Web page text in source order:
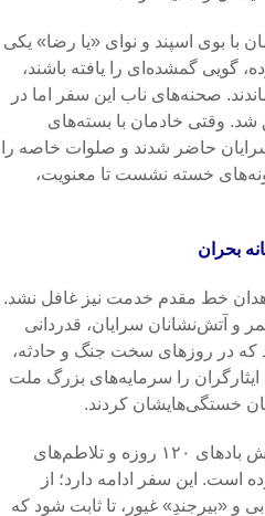
با بوی اسپند و نوای «یا رضا» یکی
گویی گمشده‌ای را یافته باشند،
صحنه‌های ناب این سفر اما در
شد. وقتی خادمان با بسته‌های
حاضر شدند و صلوات خاصه را
خسته نشست تا معنویت،
بحران
خط مقدم خدمت نیز غافل نشد.
و آتش‌نشانان سرایان، قدردانی
که در روزهای سخت جنگ و حادثه،
ایثارگران را سرمایه‌های بزرگ ملت
خستگی‌هایشان کردند.
حالا خراسان جنوبی، در میان غرش بادهای ۱۲۰ روزه و تلاطم‌های
است. این سفر ادامه دارد؛ از
و «بیرجندِ» غیور، تا ثابت شود که